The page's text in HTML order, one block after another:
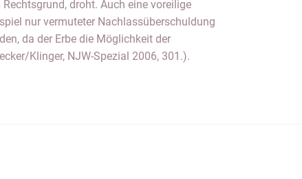
Klinger, NJW-Spezial 2006, 301.).